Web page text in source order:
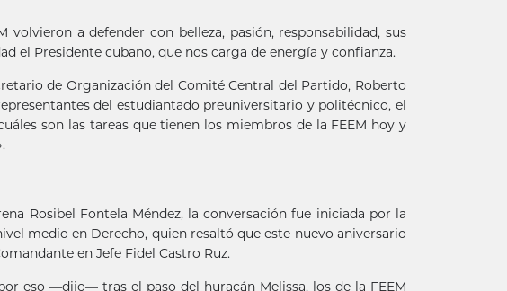
a defender con belleza, pasión, responsabilidad, sus
el Presidente cubano, que nos carga de energía y confianza.
de Organización del Comité Central del Partido, Roberto
del estudiantado preuniversitario y politécnico, el
son las tareas que tienen los miembros de la FEEM hoy y
Rosibel Fontela Méndez, la conversación fue iniciada por la
medio en Derecho, quien resaltó que este nuevo aniversario
en Jefe Fidel Castro Ruz.
eso —dijo— tras el paso del huracán Melissa, los de la FEEM